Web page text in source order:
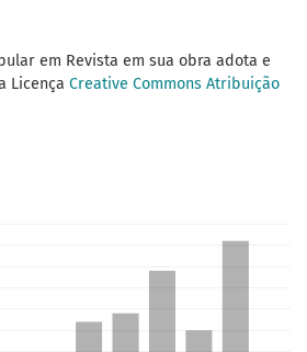
em Revista em sua obra adota e
Licença Creative Commons Atribuição